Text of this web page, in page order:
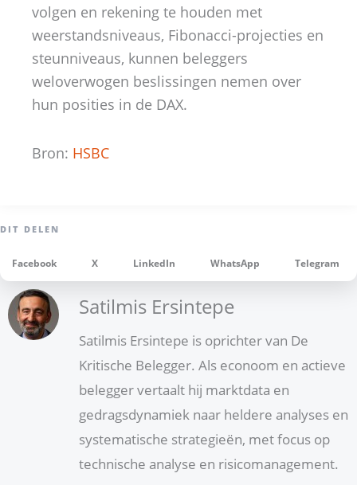
volgen en rekening te houden met
weerstandsniveaus, Fibonacci-projecties en
steunniveaus, kunnen beleggers
weloverwogen beslissingen nemen over
hun posities in de DAX.
Bron: HSBC
Facebook X LinkedIn WhatsApp Telegram
Satilmis Ersintepe
Satilmis Ersintepe is oprichter van De
Kritische Belegger. Als econoom en actieve
belegger vertaalt hij marktdata en
gedragsdynamiek naar heldere analyses en
systematische strategieën, met focus op
technische analyse en risicomanagement.